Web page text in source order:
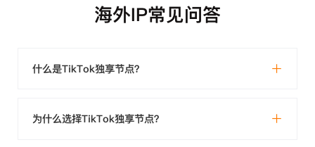
海外IP常见问答
什么是TikTok独享节点？
为什么选择TikTok独享节点？